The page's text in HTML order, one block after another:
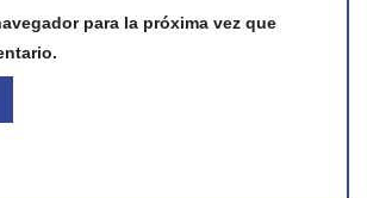
para la próxima vez que